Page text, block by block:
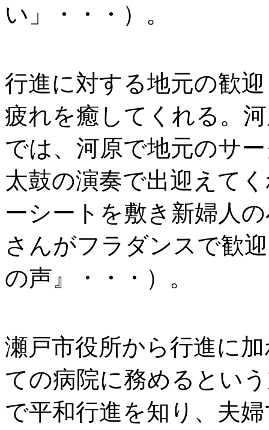
い」・・・）。
行進に対する地元の歓
疲れを癒してくれる。
では、河原で地元のサ
太鼓の演奏で出迎えて
ーシートを敷き新婦人
さんがフラダンスで歓
の声』・・・）。
瀬戸市役所から行進に
ての病院に務めるとい
で平和行進を知り、夫